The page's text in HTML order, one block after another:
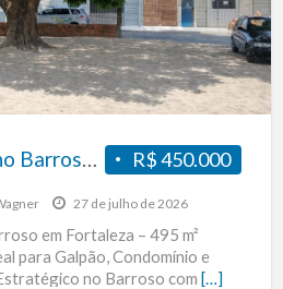
R$ 450.000
27 de julho de 2026
em Fortaleza – 495 m²
para Galpão, Condomínio e
no Barroso com […]